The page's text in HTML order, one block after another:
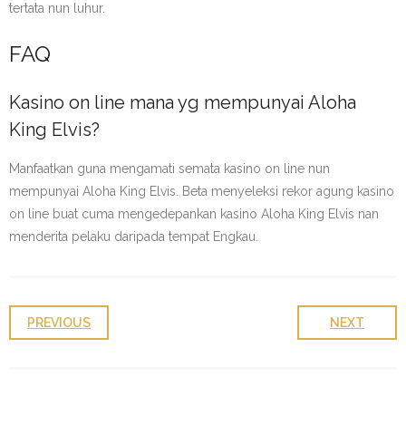
tertata nun luhur.
FAQ
Kasino on line mana yg mempunyai Aloha
King Elvis?
Manfaatkan guna mengamati semata kasino on line nun
mempunyai Aloha King Elvis. Beta menyeleksi rekor agung kasino
on line buat cuma mengedepankan kasino Aloha King Elvis nan
menderita pelaku daripada tempat Engkau.
PREVIOUS NEXT